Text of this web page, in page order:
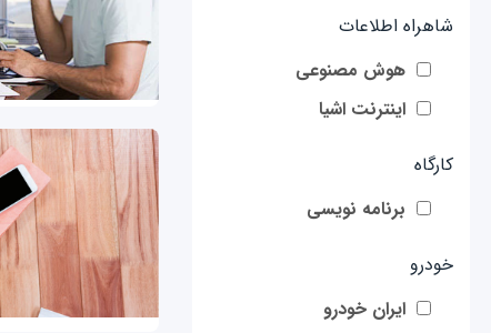
شاهراه اطلاعات
هوش مصنوعی
اینترنت اشیا
کارگاه
برنامه نویسی
خودرو
ایران خودرو